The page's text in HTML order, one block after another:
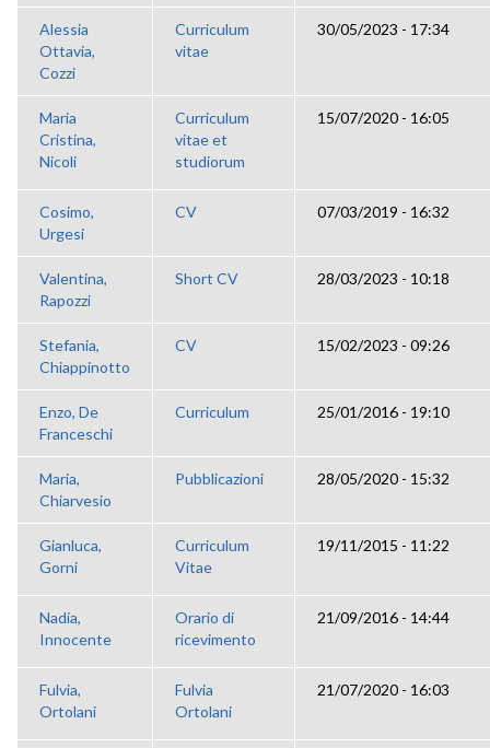
Alessia
Ottavia,
Cozzi
Curriculum
vitae
30/05/2023 - 17:34
Maria
Cristina,
Nicoli
Curriculum
vitae et
studiorum
15/07/2020 - 16:05
Cosimo,
Urgesi
CV 07/03/2019 - 16:32
Valentina,
Rapozzi
Short CV 28/03/2023 - 10:18
Stefania,
Chiappinotto
CV 15/02/2023 - 09:26
Enzo, De
Franceschi
Curriculum 25/01/2016 - 19:10
Maria,
Chiarvesio
Pubblicazioni 28/05/2020 - 15:32
Gianluca,
Gorni
Curriculum
Vitae
19/11/2015 - 11:22
Nadia,
Innocente
Orario di
ricevimento
21/09/2016 - 14:44
Fulvia,
Ortolani
Fulvia
Ortolani
21/07/2020 - 16:03